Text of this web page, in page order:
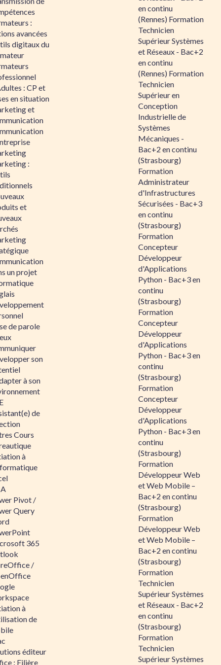
:
avancées
digitaux du
: CP et
en situation
et
:
et
un projet
de parole
son
à son
de
Cours
à
Pivot /
Query
365
/
à
de
éditeur
: Filière
en continu
(Rennes) Formation
Technicien
Supérieur Systèmes
et Réseaux - Bac+2
en continu
(Rennes) Formation
Technicien
Supérieur en
Conception
Industrielle de
Systèmes
Mécaniques -
Bac+2 en continu
(Strasbourg)
Formation
Administrateur
d'Infrastructures
Sécurisées - Bac+3
en continu
(Strasbourg)
Formation
Concepteur
Développeur
d'Applications
Python - Bac+3 en
continu
(Strasbourg)
Formation
Concepteur
Développeur
d'Applications
Python - Bac+3 en
continu
(Strasbourg)
Formation
Concepteur
Développeur
d'Applications
Python - Bac+3 en
continu
(Strasbourg)
Formation
Développeur Web
et Web Mobile –
Bac+2 en continu
(Strasbourg)
Formation
Développeur Web
et Web Mobile –
Bac+2 en continu
(Strasbourg)
Formation
Technicien
Supérieur Systèmes
et Réseaux - Bac+2
en continu
(Strasbourg)
Formation
Technicien
Supérieur Systèmes